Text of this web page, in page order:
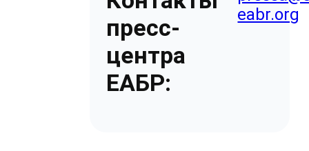
пресс-
центра
ЕАБР:
eabr.org